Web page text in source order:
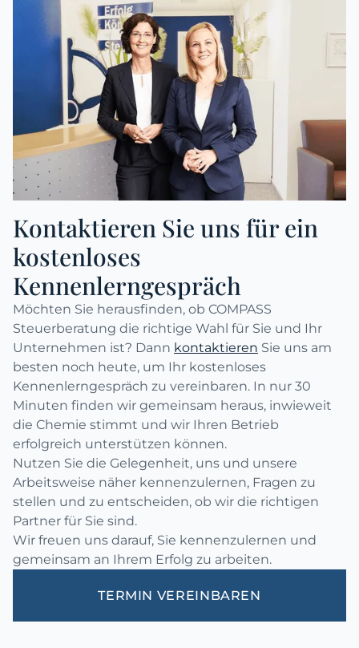
Kontaktieren Sie uns für ein
kostenloses
Kennenlerngespräch
Möchten Sie herausfinden, ob COMPASS
Steuerberatung die richtige Wahl für Sie und Ihr
Unternehmen ist? Dann kontaktieren Sie uns am
besten noch heute, um Ihr kostenloses
Kennenlerngespräch zu vereinbaren. In nur 30
Minuten finden wir gemeinsam heraus, inwieweit
die Chemie stimmt und wir Ihren Betrieb
erfolgreich unterstützen können.
Nutzen Sie die Gelegenheit, uns und unsere
Arbeitsweise näher kennenzulernen, Fragen zu
stellen und zu entscheiden, ob wir die richtigen
Partner für Sie sind.
Wir freuen uns darauf, Sie kennenzulernen und
gemeinsam an Ihrem Erfolg zu arbeiten.
TERMIN VEREINBAREN